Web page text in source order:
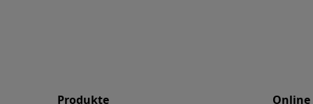
Produkte Online